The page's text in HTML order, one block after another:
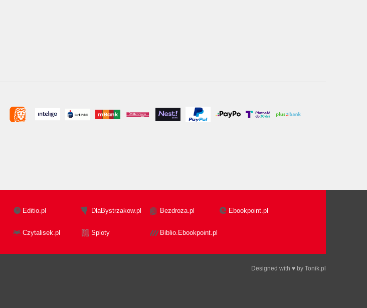
Editio.pl DlaBystrzakow.pl Bezdroza.pl Ebookpoint.pl
Czytalisek.pl Sploty Biblio.Ebookpoint.pl
Designed with ♥ by Tonik.pl